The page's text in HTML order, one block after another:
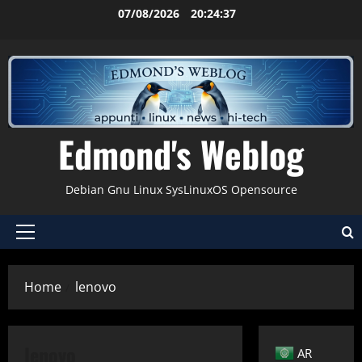
07/08/2026 20:24:38
Edmond's Weblog
Debian Gnu Linux SysLinuxOS Opensource
Menu
Home lenovo
AR